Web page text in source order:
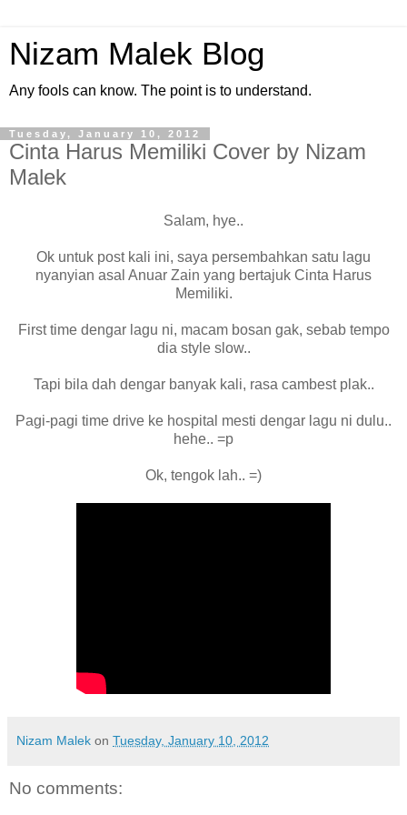
Nizam Malek Blog
Any fools can know. The point is to understand.
Tuesday, January 10, 2012
Cinta Harus Memiliki Cover by Nizam
Malek
Salam, hye..
Ok untuk post kali ini, saya persembahkan satu lagu
nyanyian asal Anuar Zain yang bertajuk Cinta Harus
Memiliki.
First time dengar lagu ni, macam bosan gak, sebab tempo
dia style slow..
Tapi bila dah dengar banyak kali, rasa cambest plak..
Pagi-pagi time drive ke hospital mesti dengar lagu ni dulu..
hehe.. =p
Ok, tengok lah.. =)
Nizam Malek on Tuesday, January 10, 2012
No comments: